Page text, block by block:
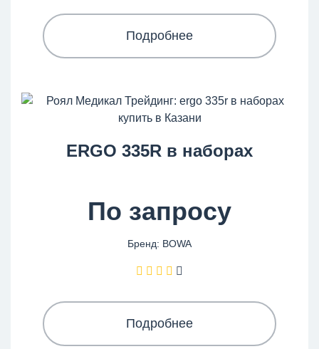
Подробнее
ERGO 335R в наборах
По запросу
Бренд: BOWA
Подробнее